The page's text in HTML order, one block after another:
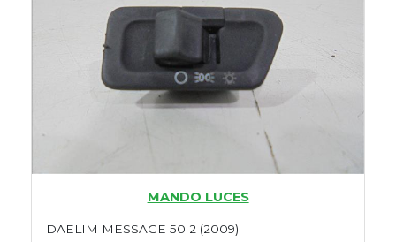
MANDO LUCES
DAELIM MESSAGE 50 2 (2009)